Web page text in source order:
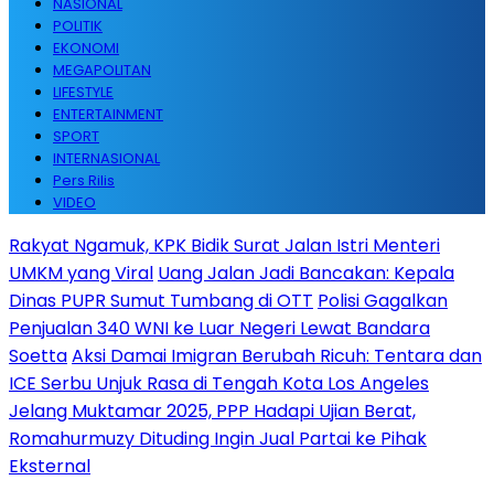
POLITIK
EKONOMI
MEGAPOLITAN
LIFESTYLE
ENTERTAINMENT
SPORT
INTERNASIONAL
Pers Rilis
VIDEO
Rakyat Ngamuk, KPK Bidik Surat Jalan Istri Menteri
UMKM yang Viral Uang Jalan Jadi Bancakan: Kepala
Dinas PUPR Sumut Tumbang di OTT Polisi Gagalkan
Penjualan 340 WNI ke Luar Negeri Lewat Bandara
SoettaAksi Damai Imigran Berubah Ricuh: Tentara dan
ICE Serbu Unjuk Rasa di Tengah Kota Los Angeles
Jelang Muktamar 2025, PPP Hadapi Ujian Berat,
Romahurmuzy Dituding Ingin Jual Partai ke Pihak
Eksternal